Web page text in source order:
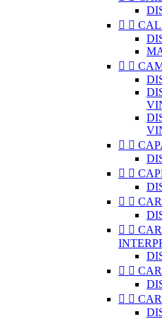
 
 
 
 
 
 
 
 